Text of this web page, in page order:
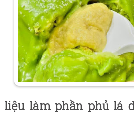
liệu làm phần phủ lá